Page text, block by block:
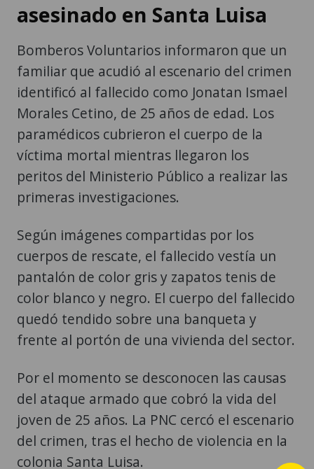
asesinado en Santa Luisa
Bomberos Voluntarios informaron que un
familiar que acudió al escenario del crimen
identificó al fallecido como Jonatan Ismael
Morales Cetino, de 25 años de edad. Los
paramédicos cubrieron el cuerpo de la
víctima mortal mientras llegaron los
peritos del Ministerio Público a realizar las
primeras investigaciones.
Según imágenes compartidas por los
cuerpos de rescate, el fallecido vestía un
pantalón de color gris y zapatos tenis de
color blanco y negro. El cuerpo del fallecido
quedó tendido sobre una banqueta y
frente al portón de una vivienda del sector.
Por el momento se desconocen las causas
del ataque armado que cobró la vida del
joven de 25 años. La PNC cercó el escenario
del crimen, tras el hecho de violencia en la
colonia Santa Luisa.